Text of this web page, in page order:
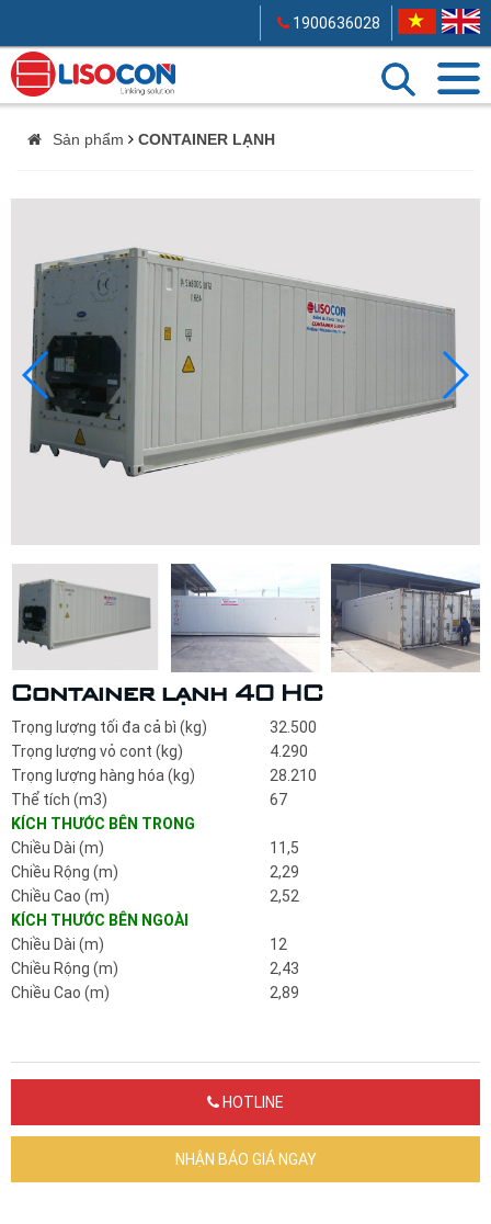
1900636028
Sản phẩm CONTAINER LẠNH
Container lạnh 40 HC
Trọng lượng tối đa cả bì (kg)
32.500
Trọng lượng vỏ cont (kg)
4.290
Trọng lượng hàng hóa (kg)
28.210
Thể tích (m3)
67
KÍCH THƯỚC BÊN TRONG
Chiều Dài (m)
11,5
Chiều Rộng (m)
2,29
Chiều Cao (m)
2,52
KÍCH THƯỚC BÊN NGOÀI
Chiều Dài (m)
12
Chiều Rộng (m)
2,43
Chiều Cao (m)
2,89
HOTLINE
NHẬN BÁO GIÁ NGAY